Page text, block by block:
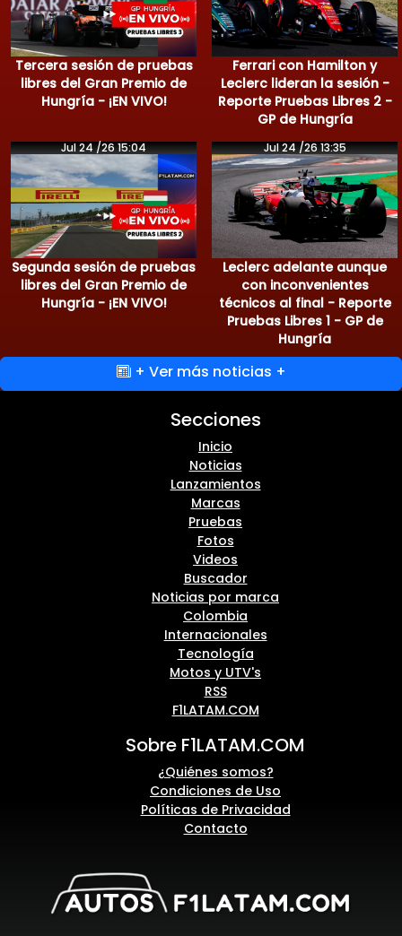
Tercera sesión de pruebas
libres del Gran Premio de
Hungría - ¡EN VIVO!
Ferrari con Hamilton y
Leclerc lideran la sesión -
Reporte Pruebas Libres 2 -
GP de Hungría
Jul 24 /26 15:04
Segunda sesión de pruebas
libres del Gran Premio de
Hungría - ¡EN VIVO!
Jul 24 /26 13:35
Leclerc adelante aunque
con inconvenientes
técnicos al final - Reporte
Pruebas Libres 1 - GP de
Hungría
+ Ver más noticias +
Secciones
Inicio
Noticias
Lanzamientos
Marcas
Pruebas
Fotos
Videos
Buscador
Noticias por marca
Colombia
Internacionales
Tecnología
Motos y UTV's
RSS
F1LATAM.COM
Sobre F1LATAM.COM
¿Quiénes somos?
Condiciones de Uso
Políticas de Privacidad
Contacto